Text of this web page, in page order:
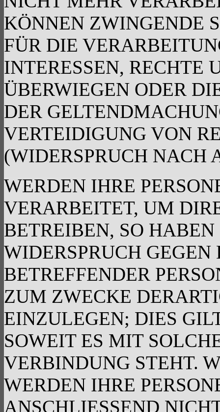
KÖNNEN ZWINGENDE
FÜR DIE
INTERESSEN, RECHTE
ÜBERWIEGEN ODER
DER
VERTEIDIGUNG VON
(WIDERSPRUCH NACH
WERDEN IHRE
VERARBEITET, UM
BETREIBEN, SO
WIDERSPRUCH
BETREFFENDER
ZUM ZWECKE
EINZULEGEN; DIES
SOWEIT ES MIT
VERBINDUNG STEHT.
WERDEN IHRE
ANSCHLIESSEND